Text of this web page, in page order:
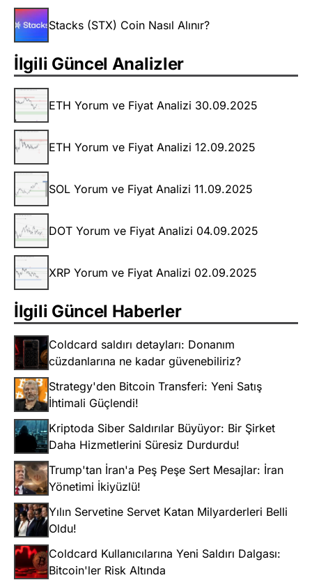
Stacks (STX) Coin Nasıl Alınır?
İlgili Güncel Analizler
ETH Yorum ve Fiyat Analizi 30.09.2025
ETH Yorum ve Fiyat Analizi 12.09.2025
SOL Yorum ve Fiyat Analizi 11.09.2025
DOT Yorum ve Fiyat Analizi 04.09.2025
XRP Yorum ve Fiyat Analizi 02.09.2025
İlgili Güncel Haberler
Coldcard saldırı detayları: Donanım
cüzdanlarına ne kadar güvenebiliriz?
Strategy'den Bitcoin Transferi: Yeni Satış
İhtimali Güçlendi!
Kriptoda Siber Saldırılar Büyüyor: Bir Şirket
Daha Hizmetlerini Süresiz Durdurdu!
Trump'tan İran'a Peş Peşe Sert Mesajlar: İran
Yönetimi İkiyüzlü!
Yılın Servetine Servet Katan Milyarderleri Belli
Oldu!
Coldcard Kullanıcılarına Yeni Saldırı Dalgası:
Bitcoin'ler Risk Altında